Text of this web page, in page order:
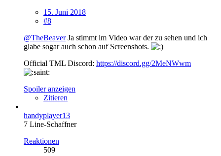
15. Juni 2018
#8
@TheBeaverJa stimmt im Video war der zu sehen und ich
glabe sogar auch schon auf Screenshots.
Official TML Discord: https://discord.gg/2MeNWwm
Spoiler anzeigen
Zitieren
handyplayer13
7 Line-Schaffner
Reaktionen
509